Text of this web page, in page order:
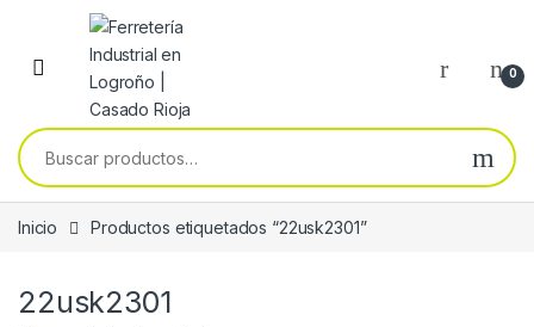
Skip to navigation
Skip to content
0
Buscar por:
Inicio Productos etiquetados “22usk2301”
22usk2301